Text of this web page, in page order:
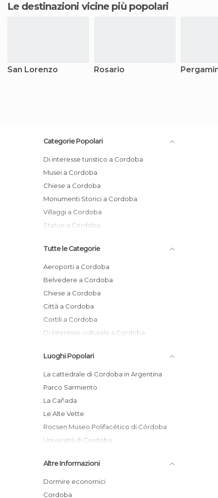
Le destinazioni vicine più popolari
San Lorenzo Rosario
Categorie Popolari
Di interesse turistico a Cordoba
Musei a Cordoba
Chiese a Cordoba
Monumenti Storici a Cordoba
Villaggi a Cordoba
Statue a Cordoba
Tutte le Categorie
Aeroporti a Cordoba
Belvedere a Cordoba
Chiese a Cordoba
Città a Cordoba
Cortili a Cordoba
Di interesse culturale a Cordoba
Fiumi a Cordoba
Giardini a Cordoba
Laghi a Cordoba
Monumenti Storici a Cordoba
Musei a Cordoba
Negozi a Cordoba
Parchi di Divertimento a Cordoba
Piazze a Cordoba
Riserve Naturali a Cordoba
Statue a Cordoba
Luoghi Popolari
La cattedrale di Cordoba in Argentina
Parco Sarmiento
La Cañada
Le Alte Vette
Rocsen Museo Polifacético di Córdoba
Università di Cordoba
Blocco Gesuita
Iglesia del Sagrado Corazón Córdoba
Argentina
Altre Informazioni
Dormire economici
Cordoba